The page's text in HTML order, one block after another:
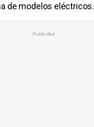
de modelos eléctricos.